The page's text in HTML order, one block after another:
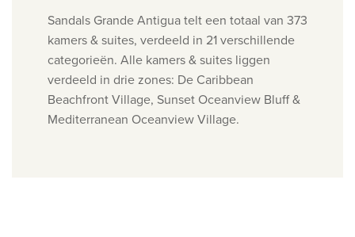
Sandals Grande Antigua telt een totaal van 373
kamers & suites, verdeeld in 21 verschillende
categorieën. Alle kamers & suites liggen
verdeeld in drie zones: De Caribbean
Beachfront Village, Sunset Oceanview Bluff &
Mediterranean Oceanview Village.